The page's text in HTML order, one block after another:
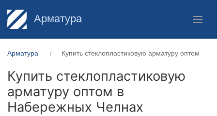
Арматура
Арматура Купить стеклопластиковую арматуру оптом
Купить стеклопластиковую
арматуру оптом в
Набережных Челнах